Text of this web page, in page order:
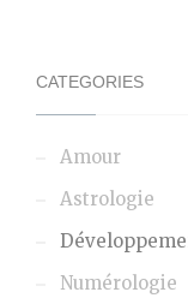
CATEGORIES
Amour
Astrologie
Numérologie